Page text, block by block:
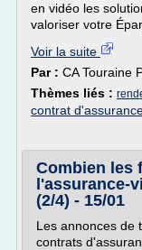
en vidéo les
valoriser votre
Voir la suite
Par : CA Touraine
Thèmes liés :
contrat
Combien les
l'assurance-
(2/4) - 15/01
Les annonces de
contrats